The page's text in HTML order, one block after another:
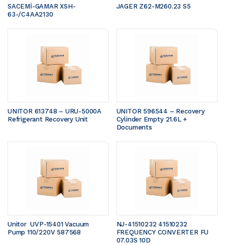
SACEMİ-GAMAR XSH-
63-/C4AA2130
JAGER Z62-M260.23 S5
UNITOR 613748 – URU-5000A
Refrigerant Recovery Unit
UNITOR 596544 – Recovery
Cylinder Empty 21.6L +
Documents
Unitor  UVP-15401 Vacuum
Pump 110/220V 587568
NJ-41510232 41510232
FREQUENCY CONVERTER FU
07.03S 10D